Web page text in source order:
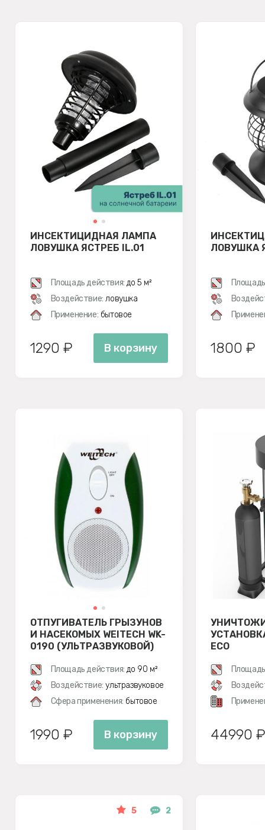
ИНСЕКТИЦИДНАЯ ЛАМПА
ЛОВУШКА ЯСТРЕБ IL.01
Площадь действия: до 5 м²
Воздействие: ловушка
Применение: бытовое
1290 ₽ В корзину
ЛОВУШКА
1800 ₽
ОТПУГИВАТЕЛЬ ГРЫЗУНОВ
И НАСЕКОМЫХ WEITECH WK-
0190 (УЛЬТРАЗВУКОВОЙ)
Площадь действия: до 90 м²
Воздействие: ультразвуковое
Сфера применения: бытовое
1990 ₽ В корзину
УСТАНОВКА
ECO
44990 ₽
5 2